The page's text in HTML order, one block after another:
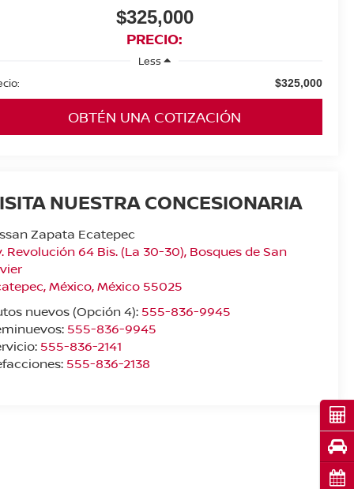
$325,000
PRECIO:
Less
$325,000
OBTÉN UNA COTIZACIÓN
NUESTRA CONCESIONARIA
Zapata Ecatepec
Revolución 64 Bis. (La 30-30), Bosques de San
,México, México 55025
nuevos (Opción 4): 555-836-9945
555-836-9945
555-836-2141
555-836-2138